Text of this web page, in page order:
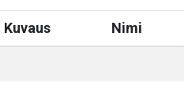
Kuvaus Nimi